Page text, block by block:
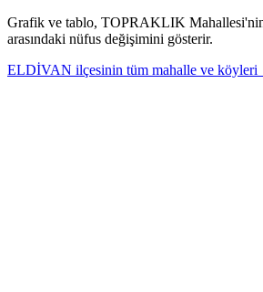
Grafik ve tablo, TOPRAKLIK
arasındaki nüfus değişimini gösterir.
ELDİVAN ilçesinin tüm mahalle ve